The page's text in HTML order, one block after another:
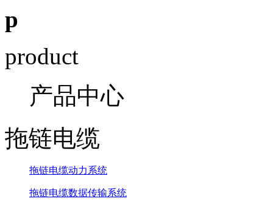
p
product
产品中心
拖链电缆
拖链电缆动力系统
拖链电缆数据传输系统